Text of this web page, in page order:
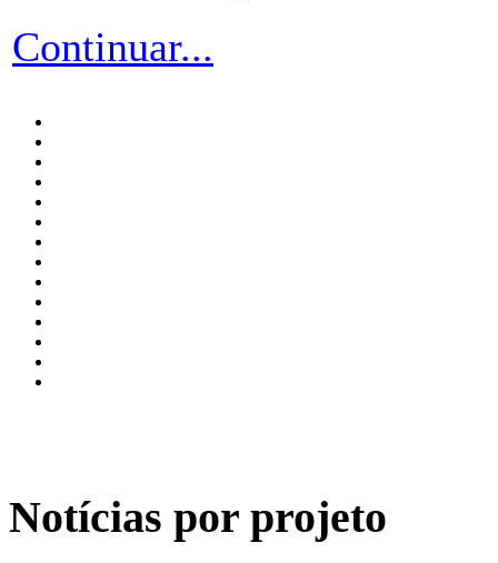
Continuar...
Notícias por projeto